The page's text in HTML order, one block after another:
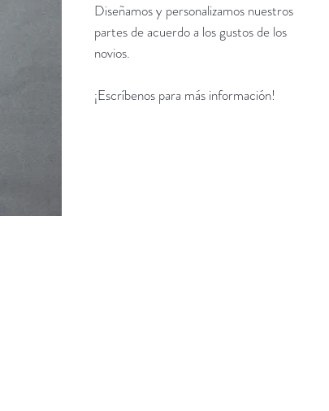
Diseñamos y personalizamos nuestros
partes de acuerdo a los gustos de los
novios.
¡Escríbenos para más información!